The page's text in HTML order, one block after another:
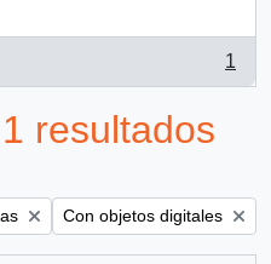
1
resultados
Remove filter:
Con objetos digitales